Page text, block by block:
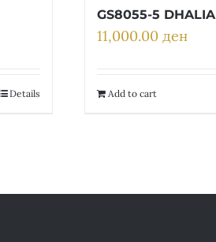
Details
GS8055-5 DHALIA
11,000.00 ден
Add to cart